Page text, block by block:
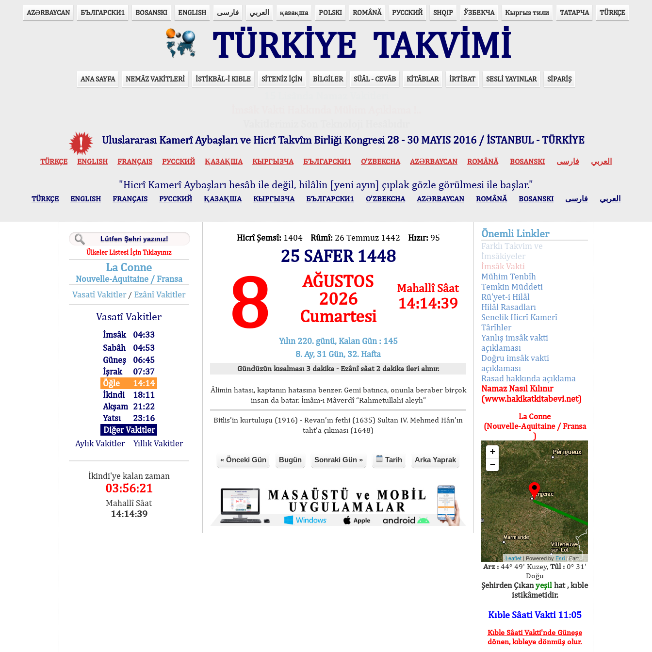
AZӘRBAYCAN БЪЛГАРСКИ1 BOSANSKI ENGLISH فارسی العربي қазақша POLSKI ROMÂNĂ РУССКИЙ SHQIP ЎЗБЕКЧА Кыргыз тили ТАТАРЧА TÜRKÇE
TÜRKİYE TAKVİMİ
ANA SAYFA NEMÂZ VAKİTLERİ İSTİKBÂL-İ KIBLE SİTENİZ İÇİN BİLGİLER SÜÂL - CEVÂB KİTÂBLAR İRTİBAT SESLİ YAYINLAR SİPARİŞ
Uluslararası Kamerî Aybaşları ve Hicrî Takvîm Birliği Kongresi 28 - 30 MAYIS 2016 / İSTANBUL - TÜRKİYE
TÜRKÇE ENGLISH FRANÇAIS РУССКИЙ ҚАЗАҚША КЫPГЫЗЧA БЪЛГАРСКИ1 O’ZBEKCHA AZӘRBAYCAN ROMÂNĂ BOSANSKI العربي فارسی
"Hicrî Kamerî Aybaşları hesâb ile değil, hilâlin [yeni ayın] çıplak gözle görülmesi ile başlar."
TÜRKÇE ENGLISH FRANÇAIS РУССКИЙ ҚАЗАҚША КЫPГЫЗЧA БЪЛГАРСКИ1 O’ZBEKCHA AZӘRBAYCAN ROMÂNĂ BOSANSKI العربي فارسی
Ülkeler Listesi İçin Tıklayınız
La Conne
Nouvelle-Aquitaine / Fransa
Vasatî Vakitler/ Ezânî Vakitler
Vasatî Vakitler
İmsâk
04:33
Sabâh
04:53
Güneş
06:45
İşrak
07:37
Öğle
14:14
İkindi
18:11
Akşam 21:22
Yatsı
23:16
Diğer Vakitler
Aylık Vakitler
Yıllık Vakitler
İkindi'ye kalan zaman
03:56:21
Mahallî Sâat
14:14:39
Hicrî Şemsî: 1404 Rûmî: 26 Temmuz 1442 Hızır: 95
25 SAFER 1448
8
AĞUSTOS
2026
Cumartesi
Mahallî Sâat
14:14:39
Yılın 220. günü, Kalan Gün : 145
8. Ay, 31 Gün, 32. Hafta
Gündüzün kısalması 3 dakika - Ezânî sâat 2 dakika ileri alınır.
Âlimin hatası, kaptanın hatasına benzer. Gemi batınca, onunla beraber birçok
insan da batar. İmâm-ı Mâverdî “Rahmetullahi aleyh”
Bitlis’in kurtuluşu (1916) - Revan’ın fethi (1635) Sultan IV. Mehmed Hân’ın
taht’a çıkması (1648)
« Önceki Gün Bugün Sonraki Gün » Tarih Arka Yaprak
Önemli Linkler
Farklı Takvim ve
İmsâkiyeler
İmsâk Vakti
Mühim Tenbîh
Temkin Müddeti
Rü'yet-i Hilâl
Hilâl Rasadları
Senelik Hicrî Kamerî
Târîhler
Yanlış imsâk vakti
açıklaması
Doğru imsâk vakti
açıklaması
Rasad hakkında açıklama
Namaz Nasıl Kılınır
(www.hakikatkitabevi.net)
La Conne
(Nouvelle-Aquitaine / Fransa
)
+
−
Leaflet | Powered by Esri|Earthstar Geographics
Arz :44° 49' Kuzey, Tûl :0° 31'
Doğu
Şehirden Çıkanyeşil hat , kıble
istikâmetidir.
Kıble Sâati Vakti 11:05
Kıble Sâati Vakti'nde Güneşe
dönen, kıbleye dönmüş olur.